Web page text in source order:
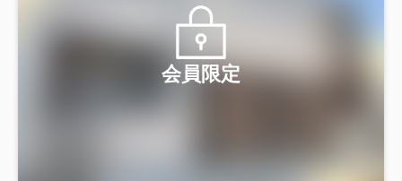
会員限定